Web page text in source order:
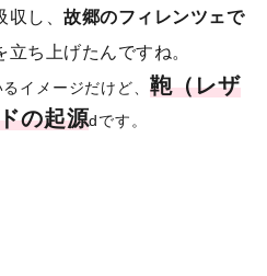
収し、故郷のフィレンツェで
ち上げたんですね。
イメージだけど、 鞄（レザ
の起源dです。